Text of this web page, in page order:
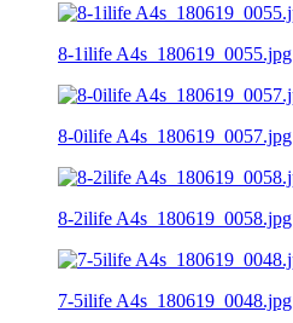
8-1ilife A4s_180619_0055.jpg
8-0ilife A4s_180619_0057.jpg
8-2ilife A4s_180619_0058.jpg
7-5ilife A4s_180619_0048.jpg